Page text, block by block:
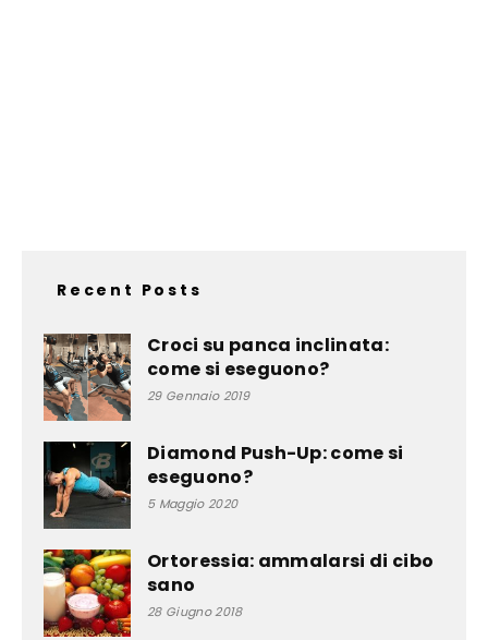
Recent Posts
Croci su panca inclinata:
come si eseguono?
29 Gennaio 2019
Diamond Push-Up: come si
eseguono?
5 Maggio 2020
Ortoressia: ammalarsi di cibo
sano
28 Giugno 2018